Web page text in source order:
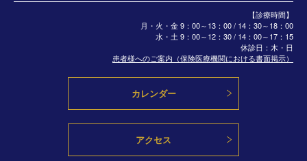
【診療時間】
月・火・金 9：00～13：00 / 14：30～18：00
水・土 9：00～12：30 / 14：00～17：15
休診日：木・日
患者様へのご案内（保険医療機関における書面掲示）
カレンダー
アクセス